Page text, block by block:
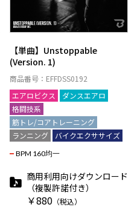
【単曲】Unstoppable
(Version. 1)
商品番号：EFFDSS0192
エアロビクス
ダンスエアロ
格闘技系
筋トレ/コアトレーニング
ランニング
バイクエクササイズ
BPM 160均一
商用利用向けダウンロード
（複製許諾付き）
￥880 （税込）